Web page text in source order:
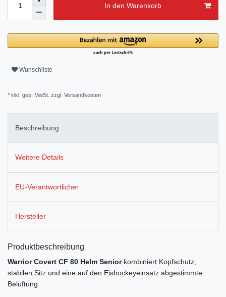
In den Warenkorb
Wunschliste
* inkl. ges. MwSt. zzgl. Versandkosten
Beschreibung
Weitere Details
EU-Verantwortlicher
Hersteller
Produktbeschreibung
Warrior Covert CF 80 Helm Seniorkombiniert Kopfschutz,
stabilen Sitz und eine auf den Eishockeyeinsatz abgestimmte
Belüftung.